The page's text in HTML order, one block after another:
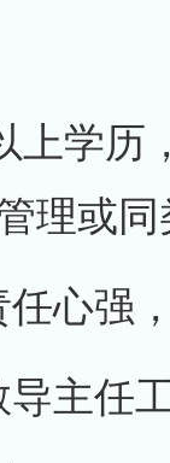
学历
理或
心强
主任